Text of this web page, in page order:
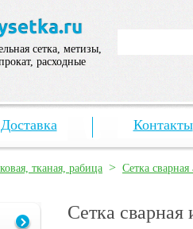
сетка, метизы,
расходные
Доставка Контакты
тканая, рабица > Сетка сварная
Сетка